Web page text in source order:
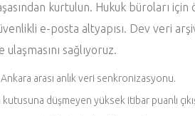
kurtulun. Hukuk büroları
e-posta altyapısı. Dev veri
sağlıyoruz.
arası anlık veri senkronizasyonu.
düşmeyen yüksek itibar puanlı